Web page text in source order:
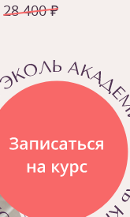
28 400 ₽